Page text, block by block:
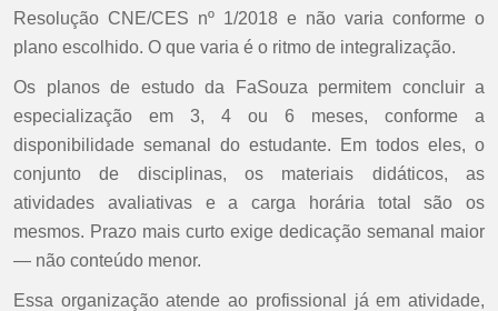
Resolução CNE/CES nº 1/2018 e não varia conforme o
plano escolhido. O que varia é o ritmo de integralização.
Os planos de estudo da FaSouza permitem concluir a
especialização em 3, 4 ou 6 meses, conforme a
disponibilidade semanal do estudante. Em todos eles, o
conjunto de disciplinas, os materiais didáticos, as
atividades avaliativas e a carga horária total são os
mesmos. Prazo mais curto exige dedicação semanal maior
— não conteúdo menor.
Essa organização atende ao profissional já em atividade,